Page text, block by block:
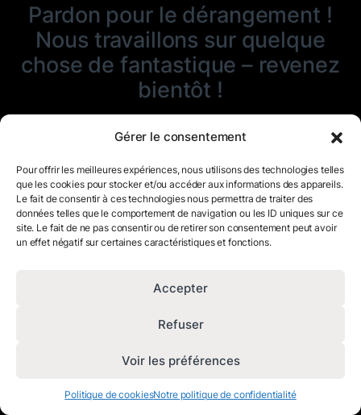
Gérer le consentement
Pour offrir les meilleures expériences, nous utilisons des technologies telles
que les cookies pour stocker et/ou accéder aux informations des appareils.
Le fait de consentir à ces technologies nous permettra de traiter des
données telles que le comportement de navigation ou les ID uniques sur ce
site. Le fait de ne pas consentir ou de retirer son consentement peut avoir
un effet négatif sur certaines caractéristiques et fonctions.
Accepter
Refuser
Voir les préférences
Politique de cookiesNotre politique de confidentialité
Pardon pour le dérangement !
Nous travaillons sur quelque
chose de fantastique – revenez
bientôt !